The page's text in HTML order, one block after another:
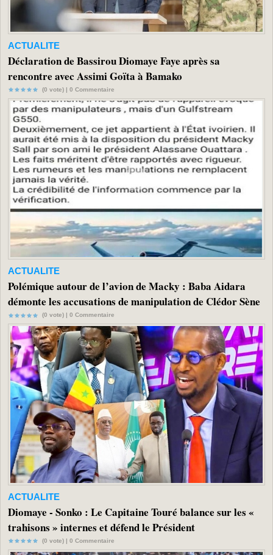
ACTUALITE
Déclaration de Bassirou Diomaye Faye après sa
rencontre avec Assimi Goïta à Bamako
(0 vote) | 0 Commentaire
ACTUALITE
Polémique autour de l’avion de Macky : Baba Aidara
démonte les accusations de manipulation de Clédor Sène
(0 vote) | 0 Commentaire
ACTUALITE
Diomaye - Sonko : Le Capitaine Touré balance sur les «
trahisons » internes et défend le Président
(0 vote) | 0 Commentaire